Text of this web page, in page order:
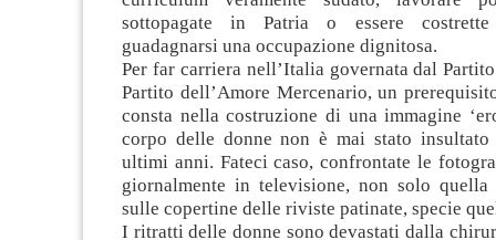
sottopagate in Patria o essere
guadagnarsi una occupazione dignitosa.
Per far carriera nell’Italia governata dal
Partito dell’Amore Mercenario, un
consta nella costruzione di una immagine
corpo delle donne non è mai stato
ultimi anni. Fateci caso, confrontate le
giornalmente in televisione, non solo quella
sulle copertine delle riviste patinate, specie
I ritratti delle donne sono devastati dalla